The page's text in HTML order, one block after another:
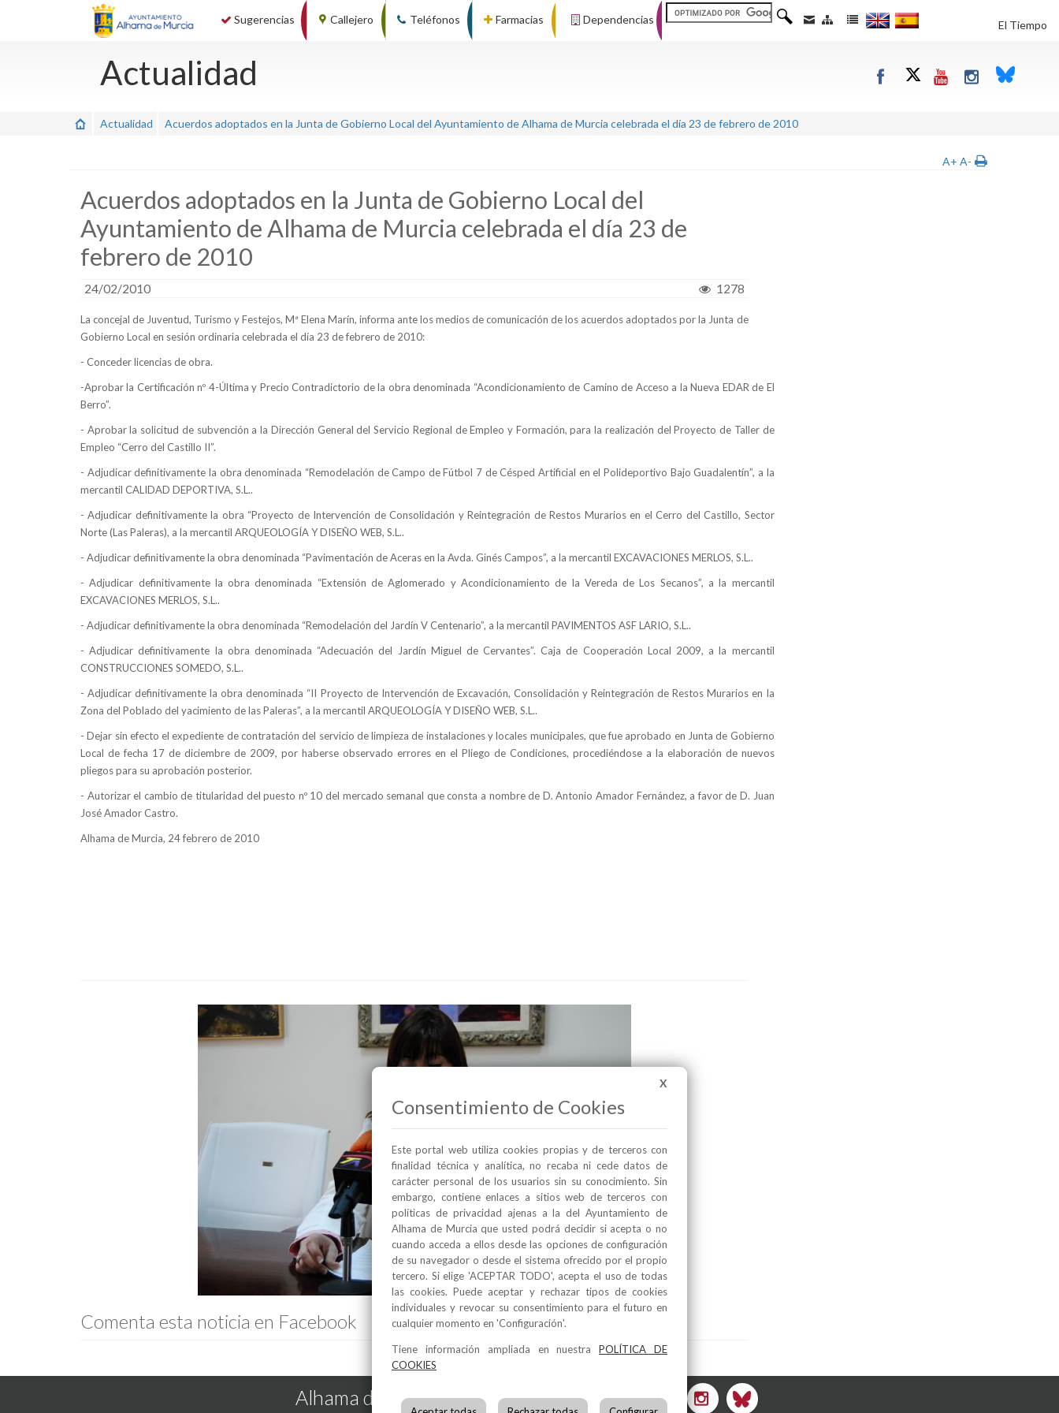
Sugerencias Callejero Teléfonos Farmacias Dependencias El Tiempo
Actualidad
Actualidad Acuerdos adoptados en la Junta de Gobierno Local del Ayuntamiento de Alhama de Murcia celebrada el día 23 de febrero de 2010
A+ A-
Acuerdos adoptados en la Junta de Gobierno Local del
Ayuntamiento de Alhama de Murcia celebrada el día 23 de
febrero de 2010
24/02/2010 1278
La concejal de Juventud, Turismo y Festejos, Mª Elena Marín, informa ante los medios de comunicación de los acuerdos adoptados porla Junta de
Gobierno Local en sesión ordinaria celebrada el día 23 de febrero de 2010:
- Conceder licencias de obra.
-Aprobarla Certificación nº 4-Última y Precio Contradictorio de la obra denominada “Acondicionamiento de Camino de Acceso a la Nueva EDAR de El
Berro”.
- Aprobar la solicitud de subvención ala Dirección General del Servicio Regional de Empleo y Formación, para la realización del Proyecto de Taller de
Empleo “Cerro del Castillo II”.
- Adjudicar definitivamente la obra denominada “Remodelación de Campo de Fútbol 7 de Césped Artificial en el Polideportivo Bajo Guadalentín”, a la
mercantil CALIDAD DEPORTIVA, S.L..
- Adjudicar definitivamente la obra “Proyecto de Intervención de Consolidación y Reintegración de Restos Murarios en el Cerro del Castillo, Sector
Norte (Las Paleras), a la mercantil ARQUEOLOGÍA Y DISEÑO WEB, S.L..
- Adjudicar definitivamente la obra denominada “Pavimentación de Aceras en la Avda. GinésCampos”, a la mercantil EXCAVACIONES MERLOS, S.L..
- Adjudicar definitivamente la obra denominada “Extensión de Aglomerado y Acondicionamiento de la Vereda de Los Secanos”, a la mercantil
EXCAVACIONES MERLOS, S.L..
- Adjudicar definitivamente la obra denominada “Remodelación del Jardín V Centenario”, a la mercantil PAVIMENTOS ASF LARIO, S.L..
- Adjudicar definitivamente la obra denominada “Adecuación del Jardín Miguel de Cervantes”. Caja de Cooperación Local 2009, a la mercantil
CONSTRUCCIONES SOMEDO, S.L..
- Adjudicar definitivamente la obra denominada “II Proyecto de Intervención de Excavación, Consolidación y Reintegración de Restos Murarios en la
Zona del Poblado del yacimiento de las Paleras”, a la mercantil ARQUEOLOGÍA Y DISEÑO WEB, S.L..
- Dejar sin efecto el expediente de contratación del servicio de limpieza de instalaciones y locales municipales, que fue aprobado en Junta de Gobierno
Local de fecha 17 de diciembre de 2009, por haberse observado errores en el Pliego de Condiciones, procediéndose a la elaboración de nuevos
pliegos para su aprobación posterior.
- Autorizar el cambio de titularidad del puesto nº 10 del mercado semanal que consta a nombre de D. Antonio Amador Fernández, a favor de D. Juan
José Amador Castro.
Alhama de Murcia, 24 febrero de 2010
Comenta esta noticia en Facebook
Alhama de Murcia en las Redes
X
Consentimiento de Cookies
Este portal web utiliza cookies propias y de terceros con
finalidad técnica y analítica, no recaba ni cede datos de
carácter personal de los usuarios sin su conocimiento. Sin
embargo, contiene enlaces a sitios web de terceros con
políticas de privacidad ajenas a la del Ayuntamiento de
Alhama de Murcia que usted podrá decidir si acepta o no
cuando acceda a ellos desde las opciones de configuración
de su navegador o desde el sistema ofrecido por el propio
tercero. Si elige 'ACEPTAR TODO', acepta el uso de todas
las cookies. Puede aceptar y rechazar tipos de cookies
individuales y revocar su consentimiento para el futuro en
cualquier momento en 'Configuración'.
Tiene información ampliada en nuestraPOLÍTICA DE
COOKIES